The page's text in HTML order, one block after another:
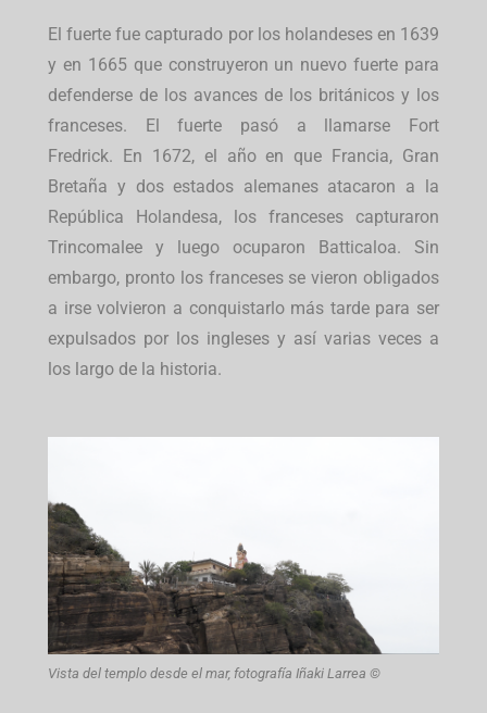
El fuerte fue capturado por los holandeses en 1639
y en 1665 que construyeron un nuevo fuerte para
defenderse de los avances de los británicos y los
franceses. El fuerte pasó a llamarse Fort
Fredrick. En 1672, el año en que Francia, Gran
Bretaña y dos estados alemanes atacaron a la
República Holandesa, los franceses capturaron
Trincomalee y luego ocuparon Batticaloa. Sin
embargo, pronto los franceses se vieron obligados
a irse volvieron a conquistarlo más tarde para ser
expulsados por los ingleses y así varias veces a
los largo de la historia.
Vista del templo desde el mar, fotografía Iñaki Larrea ©